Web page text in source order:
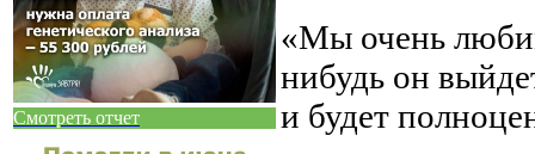
Смотреть отчет
«Мы очень
нибудь он
и будет